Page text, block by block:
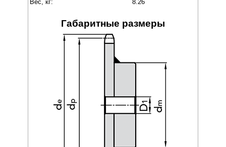
Вес, кг: 8.26
Габаритные размеры